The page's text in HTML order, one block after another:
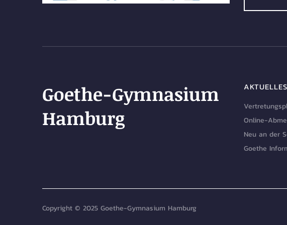
Goethe-Gymnasium
Hamburg
AKTUELLES
Online-
Neu an der
Goethe
Copyright © 2025 Goethe-Gymnasium Hamburg